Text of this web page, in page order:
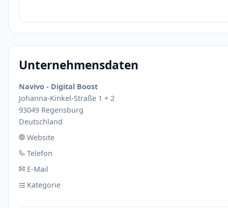
Unternehmensdaten
Navivo - Digital Boost
Johanna-Kinkel-Straße 1 + 2
93049 Regensburg
Deutschland
Website
Telefon
E-Mail
Kategorie